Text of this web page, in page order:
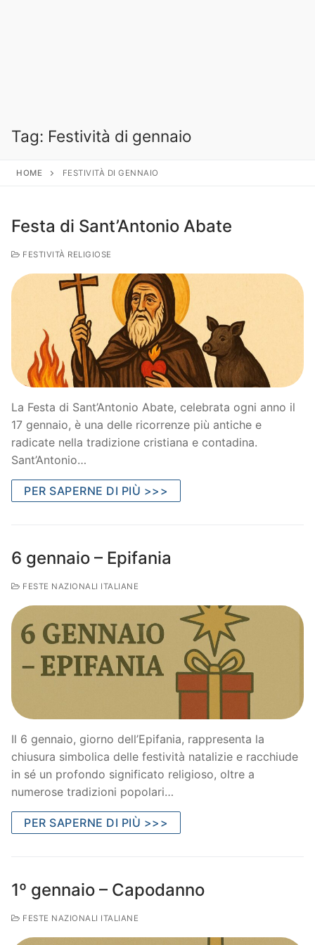
Tag: Festività di gennaio
HOME FESTIVITÀ DI GENNAIO
Festa di Sant’Antonio Abate
FESTIVITÀ RELIGIOSE
La Festa di Sant’Antonio Abate, celebrata ogni anno il
17 gennaio, è una delle ricorrenze più antiche e
radicate nella tradizione cristiana e contadina.
Sant’Antonio…
PER SAPERNE DI PIÙ >>>
6 gennaio – Epifania
FESTE NAZIONALI ITALIANE
Il 6 gennaio, giorno dell’Epifania, rappresenta la
chiusura simbolica delle festività natalizie e racchiude
in sé un profondo significato religioso, oltre a
numerose tradizioni popolari…
PER SAPERNE DI PIÙ >>>
1º gennaio – Capodanno
FESTE NAZIONALI ITALIANE